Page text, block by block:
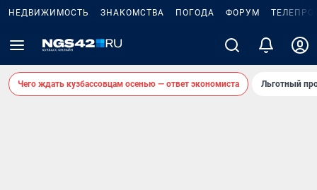
НЕДВИЖИМОСТЬ ЗНАКОМСТВА ПОГОДА ФОРУМ
Чего ждать кузбассовцам осенью — ответ экономиста Льготный